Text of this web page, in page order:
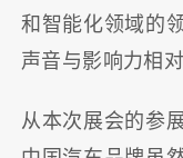
和智能化领域的
声音与影响力相对
从本次展会的参